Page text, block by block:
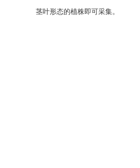
茎叶形态的植株即可采集。